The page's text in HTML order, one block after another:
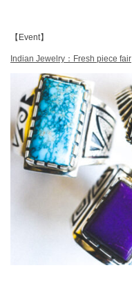
【Event】
Indian Jewelry：Fresh piece fair